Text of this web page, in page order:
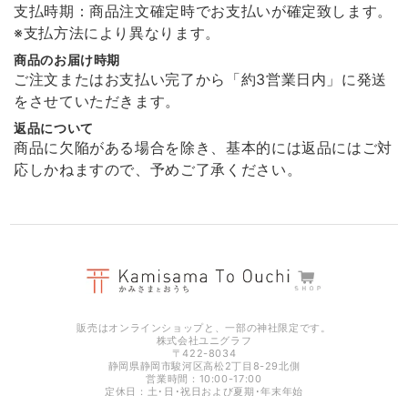
非常に丁寧な包装で届きました。 また商品の溶けない盛り塩は間違った
使い方をしない限り永久的に使えるので安心です。 ありがとうございま
した！
2026/01/11
心できます。 ありがとうございました！
支払時期：商品注文確定時でお支払いが確定致します。
※支払方法により異なります。
商品のお届け時期
ご注文またはお支払い完了から「約3営業日内」に発送
をさせていただきます。
返品について
商品に欠陥がある場合を除き、基本的には返品にはご対
応しかねますので、予めご了承ください。
販売はオンラインショップと、一部の神社限定です。
株式会社ユニグラフ
〒422-8034
静岡県静岡市駿河区高松2丁目8-29北側
営業時間：10:00-17:00
定休日：土･日･祝日および夏期･年末年始